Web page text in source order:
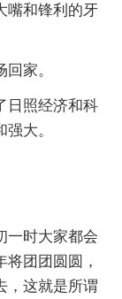
嘴和锋利的牙
家。
照经济和科
大。
时大家都会
团团圆圆，
，这就是所谓